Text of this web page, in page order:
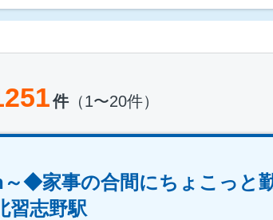
件（1〜20件）
～◆家事の合間にちょこっと
習志野駅